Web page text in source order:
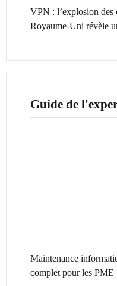
VPN : l’explosion des
Royaume-Uni révèle
Guide de
Maintenance
complet pour les PME